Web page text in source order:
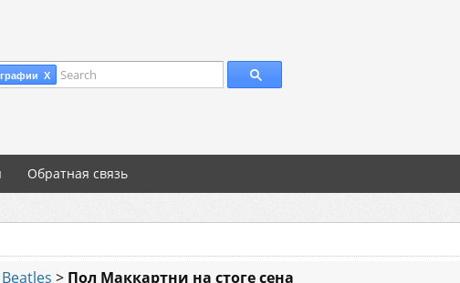
X Search
Обратная связь
> Пол Маккартни на стоге сена